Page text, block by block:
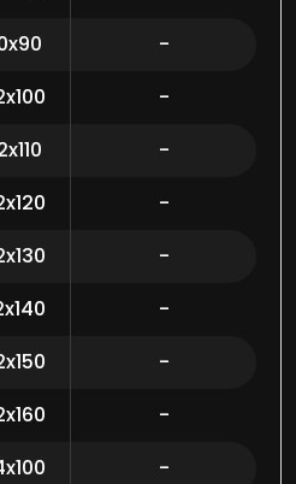
-
-
-
-
-
-
-
-
-